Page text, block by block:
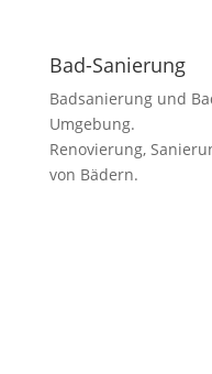
Bad-Sanierung
Badsanierung und
Umgebung.
Renovierung,
von Bädern.